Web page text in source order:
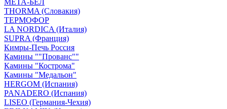
МЕТА-БЕЛ
THORMA (Словакия)
ТЕРМОФОР
LA NORDICA (Италия)
SUPRA (Франция)
Кимры-Печь Россия
Камины ""Прованс""
Камины "Кострома"
Камины "Медальон"
HERGOM (Испания)
PANADERO (Испания)
LISEO (Германия-Чехия)